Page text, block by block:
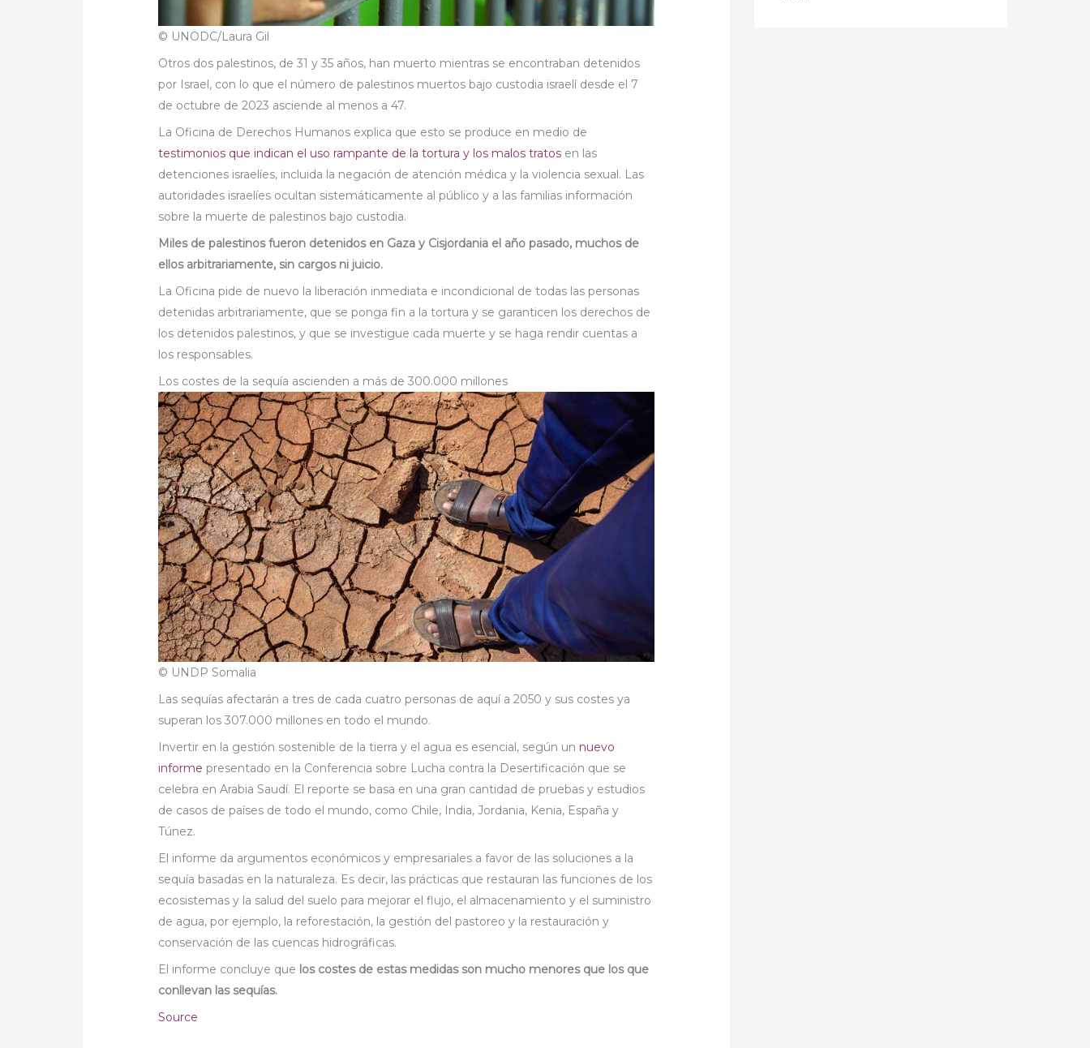
© UNODC/Laura Gil
Otros dos palestinos, de 31 y 35 años, han muerto mientras se encontraban detenidos
por Israel, con lo que el número de palestinos muertos bajo custodia israelí desde el 7
de octubre de 2023 asciende al menos a 47.
La Oficina de Derechos Humanos explica que esto se produce en medio de
testimonios que indican el uso rampante de la tortura y los malos tratos en las
detenciones israelíes, incluida la negación de atención médica y la violencia sexual. Las
autoridades israelíes ocultan sistemáticamente al público y a las familias información
sobre la muerte de palestinos bajo custodia.
Miles de palestinos fueron detenidos en Gaza y Cisjordania el año pasado, muchos de
ellos arbitrariamente, sin cargos ni juicio.
La Oficina pide de nuevo la liberación inmediata e incondicional de todas las personas
detenidas arbitrariamente, que se ponga fin a la tortura y se garanticen los derechos de
los detenidos palestinos, y que se investigue cada muerte y se haga rendir cuentas a
los responsables.
Los costes de la sequía ascienden a más de 300.000 millones
© UNDP Somalia
Las sequías afectarán a tres de cada cuatro personas de aquí a 2050 y sus costes ya
superan los 307.000 millones en todo el mundo.
Invertir en la gestión sostenible de la tierra y el agua es esencial, según un nuevo
informe presentado en la Conferencia sobre Lucha contra la Desertificación que se
celebra en Arabia Saudí. El reporte se basa en una gran cantidad de pruebas y estudios
de casos de países de todo el mundo, como Chile, India, Jordania, Kenia, España y
Túnez.
El informe da argumentos económicos y empresariales a favor de las soluciones a la
sequía basadas en la naturaleza. Es decir, las prácticas que restauran las funciones de los
ecosistemas y la salud del suelo para mejorar el flujo, el almacenamiento y el suministro
de agua, por ejemplo, la reforestación, la gestión del pastoreo y la restauración y
conservación de las cuencas hidrográficas.
El informe concluye que los costes de estas medidas son mucho menores que los que
conllevan las sequías.
Source